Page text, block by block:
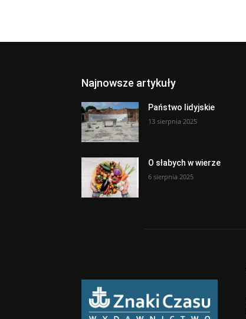
Najnowsze artykuły
Państwo lidyjskie
13 sierpnia 2025
O słabych w wierze
6 sierpnia 2025